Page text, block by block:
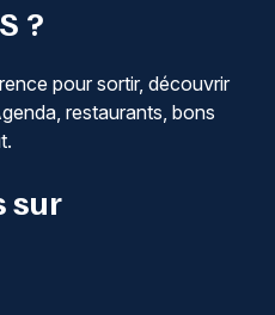
?
pour sortir, découvrir
restaurants, bons
sur